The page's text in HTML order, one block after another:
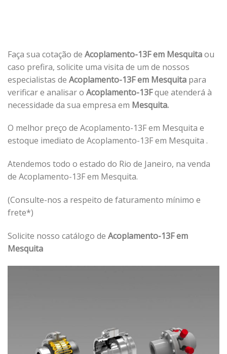
Faça sua cotação de Acoplamento-13F em Mesquitaou
caso prefira, solicite uma visita de um de nossos
especialistas de Acoplamento-13F em Mesquita para
verificar e analisar o Acoplamento-13Fque atenderá à
necessidade da sua empresa em Mesquita.
O melhor preço de Acoplamento-13F em Mesquita e
estoque imediato de Acoplamento-13F em Mesquita .
Atendemos todo o estado do Rio de Janeiro, na venda
de Acoplamento-13F em Mesquita.
(Consulte-nos a respeito de faturamento mínimo e
frete*)
Solicite nosso catálogo de Acoplamento-13F em
Mesquita